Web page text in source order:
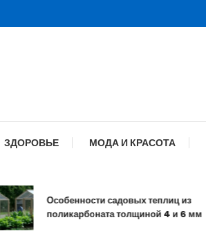
ЗДОРОВЬЕ МОДА И КРАСОТА
Особенности садовых теплиц из
поликарбоната толщиной 4 и 6 мм